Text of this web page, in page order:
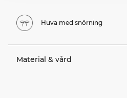
Huva med snörning
Material & vård